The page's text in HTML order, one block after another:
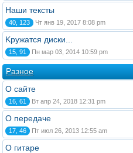
Наши тексты
40, 123 Чт янв 19, 2017 8:08 pm
Kружатся диски...
15, 91 Пн мар 03, 2014 10:59 pm
Разное
О сайте
16, 61 Вт апр 24, 2018 12:31 pm
О передаче
17, 46 Пт июл 26, 2013 12:55 am
О гитаре